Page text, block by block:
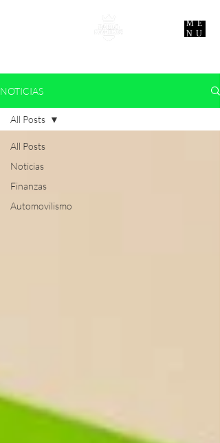
ME
NU
NOTICIAS
All Posts
Noticias
Finanzas
Automovilismo
All Posts